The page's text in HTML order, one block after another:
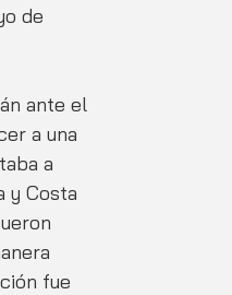
de
ante el
a una
a
y Costa
fue